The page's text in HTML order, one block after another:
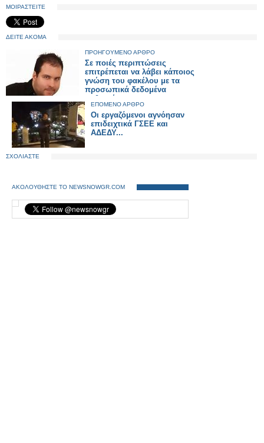
ΜΟΙΡΑΣΤΕΙΤΕ
ΔΕΙΤΕ ΑΚΟΜΑ
ΠΡΟΗΓΟΥΜΕΝΟ ΑΡΘΡΟ
Σε ποιές περιπτώσεις
επιτρέπεται να λάβει κάποιος
γνώση του φακέλου με τα
προσωπικά δεδομένα
ασθενούς
ΕΠΟΜΕΝΟ ΑΡΘΡΟ
Οι εργαζόμενοι αγνόησαν
επιδειχτικά ΓΣΕΕ και
ΑΔΕΔΥ...
ΣΧΟΛΙΑΣΤΕ
ΑΚΟΛΟΥΘΗΣΤΕ ΤΟ NEWSNOWGR.COM